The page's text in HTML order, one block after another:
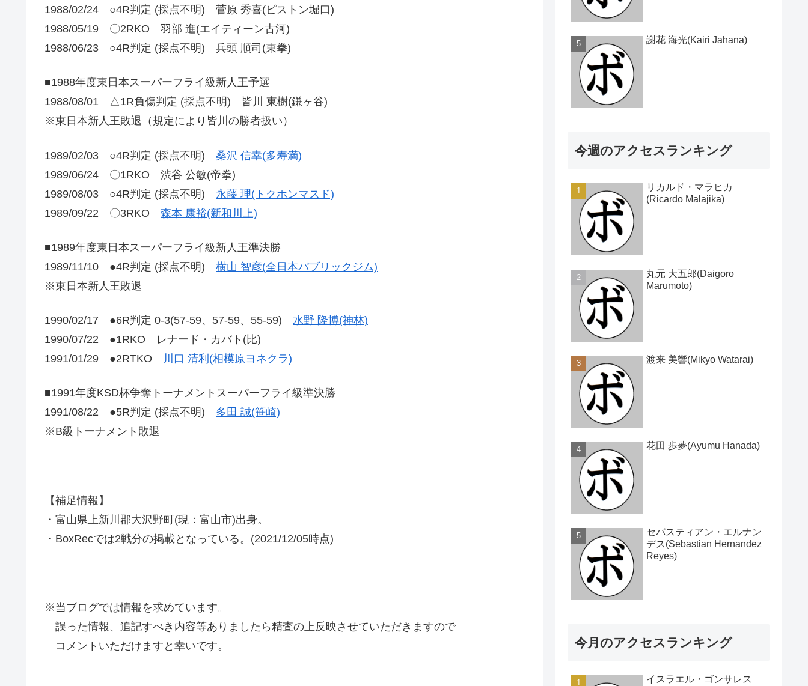
1988/02/24 ○4R判定 (採点不明) 菅原 秀喜(ピストン堀口)
1988/05/19 〇2RKO 羽部 進(エイティーン古河)
1988/06/23 ○4R判定 (採点不明) 兵頭 順司(東拳)
■1988年度東日本スーパーフライ級新人王予選
1988/08/01 △1R負傷判定 (採点不明) 皆川 東樹(鎌ヶ谷)
※東日本新人王敗退（規定により皆川の勝者扱い）
1989/02/03 ○4R判定 (採点不明) 桑沢 信幸(多寿満)
1989/06/24 〇1RKO 渋谷 公敏(帝拳)
1989/08/03 ○4R判定 (採点不明) 永藤 理(トクホンマスド)
1989/09/22 〇3RKO 森本 康裕(新和川上)
■1989年度東日本スーパーフライ級新人王準決勝
1989/11/10 ●4R判定 (採点不明) 横山 智彦(全日本パブリックジム)
※東日本新人王敗退
1990/02/17 ●6R判定 0-3(57-59、57-59、55-59) 水野 隆博(神林)
1990/07/22 ●1RKO レナード・カバト(比)
1991/01/29 ●2RTKO
川口 清利(相模原ヨネクラ)
■1991年度KSD杯争奪トーナメントスーパーフライ級準決勝
1991/08/22 ●5R判定 (採点不明) 多田 誠(笹崎)
※B級トーナメント敗退
【補足情報】
・富山県上新川郡大沢野町(現：富山市)出身。
・BoxRecでは2戦分の掲載となっている。(2021/12/05時点)
※当ブログでは情報を求めています。
誤った情報、追記すべき内容等ありましたら精査の上反映させていただきますので
コメントいただけますと幸いです。
謝花 海光(Kairi Jahana)
今週のアクセスランキング
リカルド・マラヒカ
(Ricardo Malajika)
丸元 大五郎(Daigoro
Marumoto)
渡来 美響(Mikyo Watarai)
花田 歩夢(Ayumu Hanada)
セバスティアン・エルナン
デス(Sebastian Hernandez
Reyes)
今月のアクセスランキング
イスラエル・ゴンサレス